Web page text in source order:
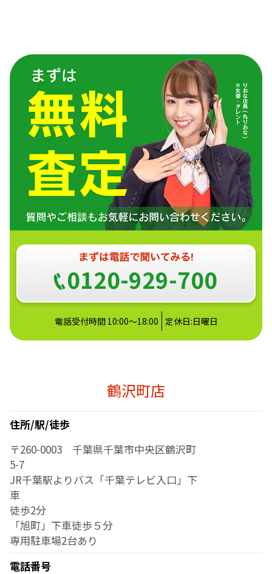
0120-929-700
電話受付時間 10:00～18:00 定休日:日曜日
鶴沢町店
住所/駅/徒歩
〒260-0003 千葉県千葉市中央区鶴沢町
5-7
JR千葉駅よりバス「千葉テレビ入口」下
車
徒歩2分
「旭町」下車徒歩５分
専用駐車場2台あり
電話番号